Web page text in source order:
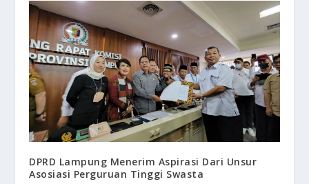
DPRD Lampung Menerim Aspirasi Dari Unsur
Asosiasi Perguruan Tinggi Swasta